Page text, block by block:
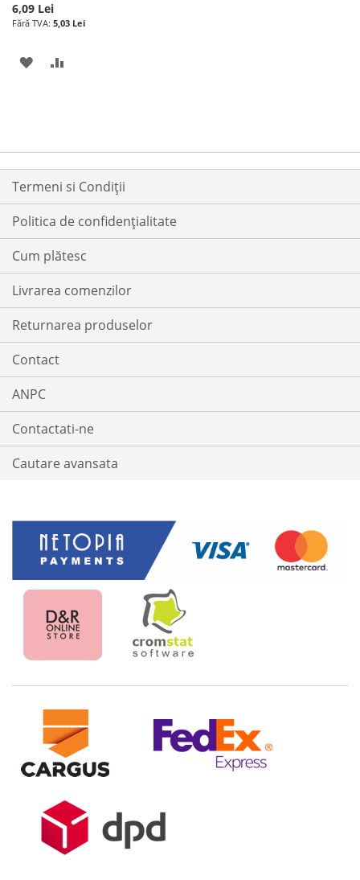
6,09 Lei
5,03 Lei
ADAUGATI
DORINTE
Termeni si Condiții
Politica de confidențialitate
Cum plătesc
Livrarea comenzilor
Returnarea produselor
Contact
ANPC
Contactati-ne
Cautare avansata